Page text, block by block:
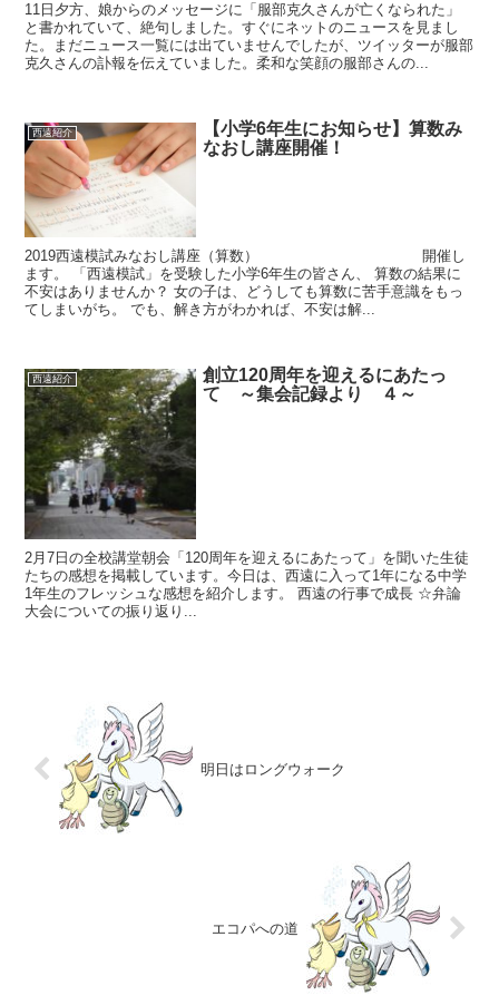
11日夕方、娘からのメッセージに「服部克久さんが亡くなられた」
と書かれていて、絶句しました。すぐにネットのニュースを見まし
た。まだニュース一覧には出ていませんでしたが、ツイッターが服部
克久さんの訃報を伝えていました。柔和な笑顔の服部さんの...
西遠紹介
【小学6年生にお知らせ】算数み
なおし講座開催！
2019西遠模試みなおし講座（算数） 開催し
ます。 「西遠模試」を受験した小学6年生の皆さん、 算数の結果に
不安はありませんか？ 女の子は、どうしても算数に苦手意識をもっ
てしまいがち。 でも、解き方がわかれば、不安は解...
西遠紹介
創立120周年を迎えるにあたっ
て ～集会記録より ４～
2月7日の全校講堂朝会「120周年を迎えるにあたって」を聞いた生徒
たちの感想を掲載しています。今日は、西遠に入って1年になる中学
1年生のフレッシュな感想を紹介します。 西遠の行事で成長 ☆弁論
大会についての振り返り...
明日はロングウォーク
エコパへの道